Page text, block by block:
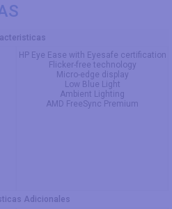
HP Eye Ease with Eyesafe certification
Flicker-free technology
Micro-edge display
Low Blue Light
Ambient Lighting
AMD FreeSync Premium
Adicionales